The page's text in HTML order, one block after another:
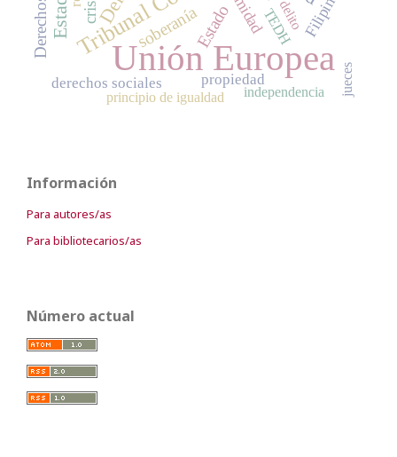
Unión Europea
Estado
soberanía
derechos sociales
TEDH
propiedad
independencia
principio de igualdad jueces
delito
Información
Para autores/as
Para bibliotecarios/as
Número actual